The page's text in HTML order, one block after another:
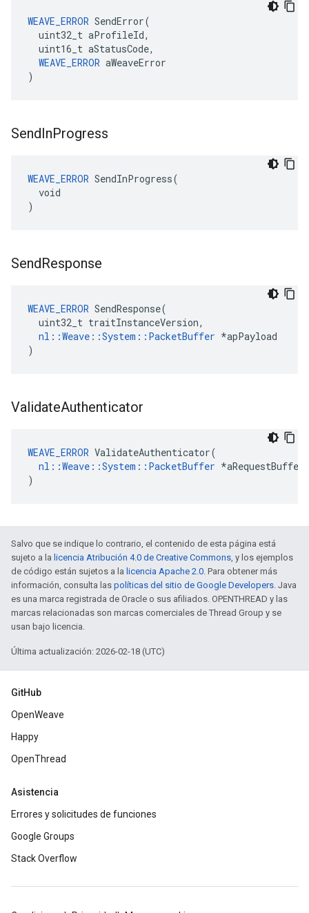
WEAVE_ERROR SendError(
  uint32_t aProfileId,
  uint16_t aStatusCode,
WEAVE_ERROR aWeaveError
)
SendInProgress
WEAVE_ERROR SendInProgress(
  void
)
SendResponse
WEAVE_ERROR SendResponse(
uint32_t traitInstanceVersion,
nl ::Weave ::System :: PacketBuffer *apPayload
)
ValidateAuthenticator
WEAVE_ERROR ValidateAuthenticator(
nl::Weave::System::PacketBuffer *aRequestBuffer
)
Salvo que se indique lo contrario, el contenido de esta página está
sujeto a la licencia Atribución 4.0 de Creative Commons, y los ejemplos
de código están sujetos a la licencia Apache 2.0. Para obtener más
información, consulta las políticas del sitio de Google Developers. Java
es una marca registrada de Oracle o sus afiliados. OPENTHREAD y las
marcas relacionadas son marcas comerciales de Thread Group y se
usan bajo licencia.
Última actualización: 2026-02-18 (UTC)
GitHub
OpenWeave
Happy
OpenThread
Asistencia
Errores y solicitudes de funciones
Google Groups
Stack Overflow